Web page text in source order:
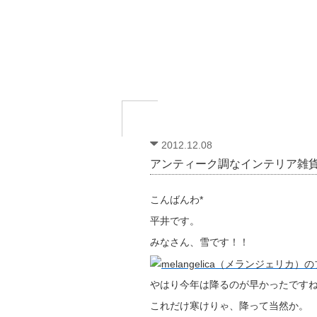
2012.12.08
アンティーク調なインテリア雑
こんばんわ*
平井です。
みなさん、雪です！！
やはり今年は降るのが早かったですね
これだけ寒けりゃ、降って当然か。